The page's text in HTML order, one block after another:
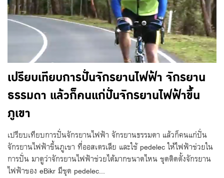
เปรียบเทียบการปั่นจักรยานไฟฟ้า จักรยาน
ธรรมดา แล้วก็คนแก่ปั่นจักรยานไฟฟ้าขึ้น
ภูเขา
เปรียบเทียบการปั่นจักรยานไฟฟ้า จักรยานธรรมดา แล้วก็คนแก่ปั่น
จักรยานไฟฟ้าขึ้นภูเขา ที่ออสเตรเลีย และใช้ pedelec ให้ไฟฟ้าช่วยใน
การปั่น มาดูว่าจักรยานไฟฟ้าช่วยได้มากขนาดไหน ชุดติดตั้งจักรยาน
ไฟฟ้าของ eBikr มีชุด pedelec...